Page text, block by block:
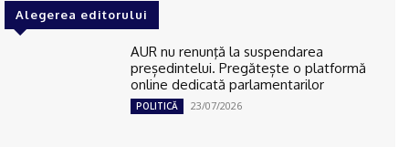
Alegerea editorului
AUR nu renunţă la suspendarea
președintelui. Pregătește o platformă
online dedicată parlamentarilor
POLITICĂ 23/07/2026